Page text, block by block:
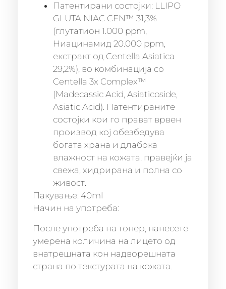
Патентирани состојки: LLIPO
GLUTA NIAC CEN™ 31,3%
(глутатион 1.000 ppm,
Ниацинамид 20.000 ppm,
екстракт од Centella Asiatica
29,2%), во комбинација со
Centella 3x Complex™
(Madecassic Acid, Asiaticoside,
Asiatic Acid). Патентираните
состојки кои го прават врвен
производ кој обезбедува
богатa храна и длабока
влажност на кожата, правејќи ја
свежа, хидрирана и полна со
живост.
Пакување: 40ml
Начин на употреба:
После употреба на тонер, нанесете
умерена количина на лицето од
внатрешната кон надворешната
страна по текстурата на кожата.